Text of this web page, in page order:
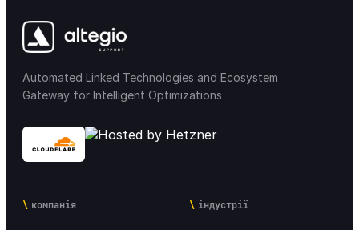
Мобільні додатки
Лояльність & Маркетинг
Automated Linked Technologies and Ecosystem
Gateway for Intelligent Optimizations
компанія індустрії